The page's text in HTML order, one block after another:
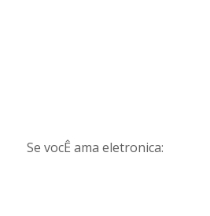
Se vocÊ ama eletronica: